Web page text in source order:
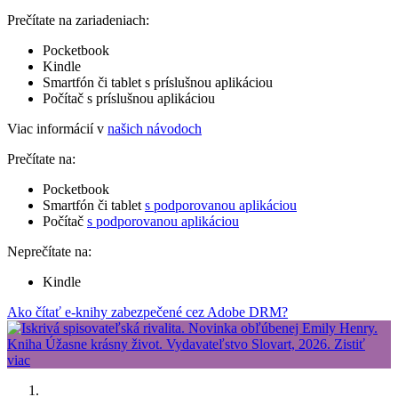
Prečítate na zariadeniach:
Pocketbook
Kindle
Smartfón či tablet s príslušnou aplikáciou
Počítač s príslušnou aplikáciou
Viac informácií v našich návodoch
Prečítate na:
Pocketbook
Smartfón či tablet s podporovanou aplikáciou
Počítač s podporovanou aplikáciou
Neprečítate na:
Kindle
Ako čítať e-knihy zabezpečené cez Adobe DRM?